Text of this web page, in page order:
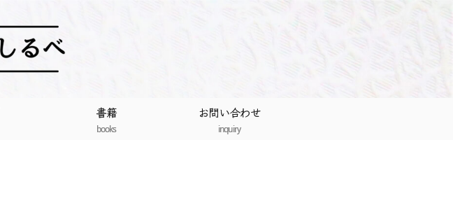
書籍
books
お問い合わせ
inquiry